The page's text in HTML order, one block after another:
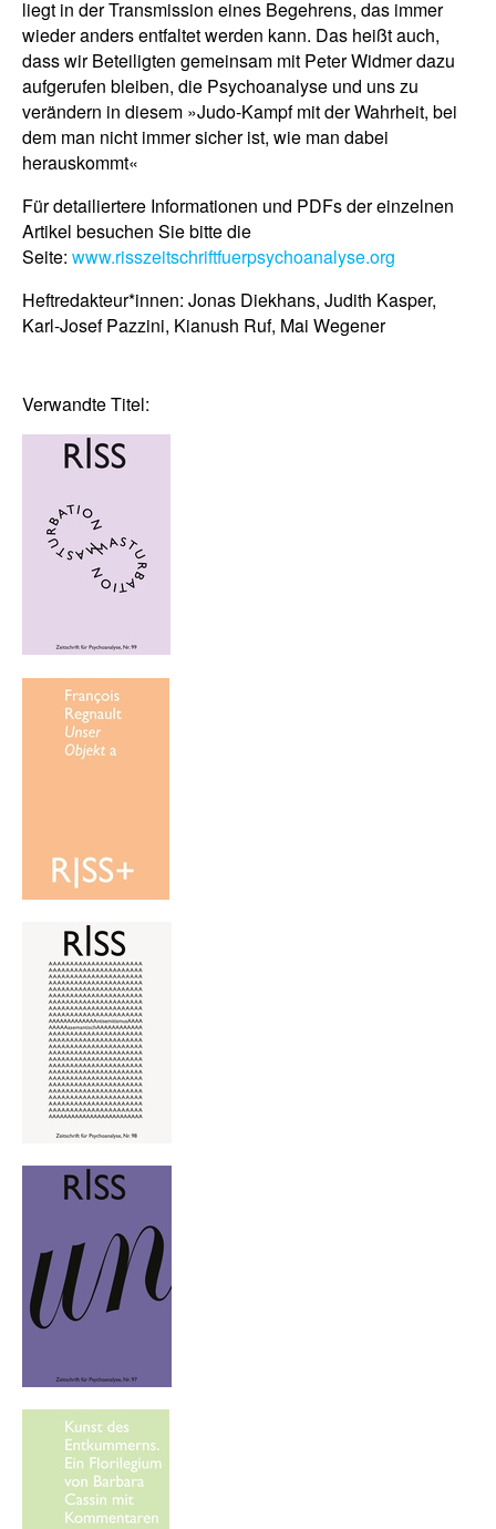
liegt in der Transmission eines Begehrens, das immer
wieder anders entfaltet werden kann. Das heißt auch,
dass wir Beteiligten gemeinsam mit Peter Widmer dazu
aufgerufen bleiben, die Psychoanalyse und uns zu
verändern in diesem »Judo-Kampf mit der Wahrheit, bei
dem man nicht immer sicher ist, wie man dabei
herauskommt«
Für detailiertere Informationen und PDFs der einzelnen
Artikel besuchen Sie bitte die
Seite: www.risszeitschriftfuerpsychoanalyse.org
Heftredakteur*innen: Jonas Diekhans, Judith Kasper,
Karl-Josef Pazzini, Kianush Ruf, Mai Wegener
Verwandte Titel: